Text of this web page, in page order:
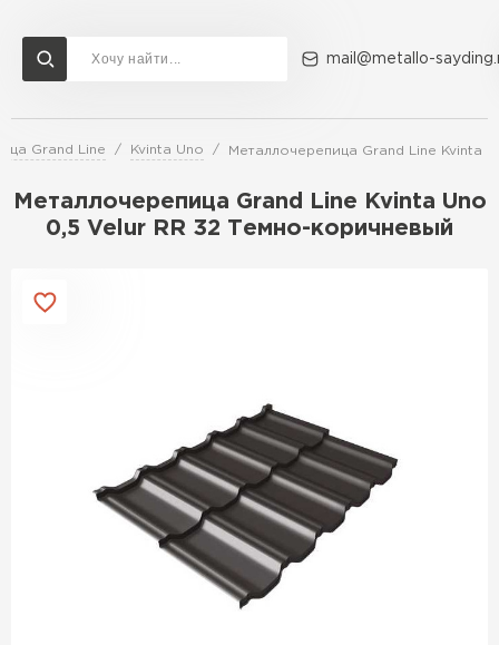
mail@metallo-
Grand Line Kvinta Uno Металлочерепица Grand Line Kvinta
Металлочерепица Grand Line Kvinta Uno
0,5 Velur RR 32 Темно-коричневый
Доставка и оплата Акции О компании Контакты
Перейти в каталог